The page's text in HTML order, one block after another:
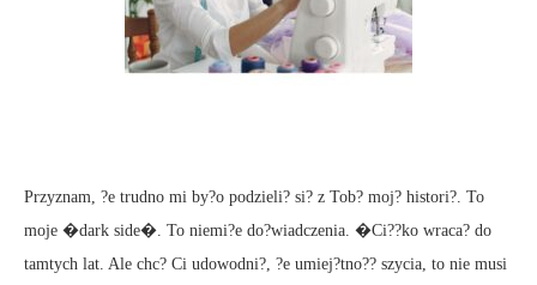
Przyznam, ?e trudno mi by?o podzieli? si? z Tob? moj? histori?. To
moje �dark side�. To niemi?e do?wiadczenia. �Ci??ko wraca? do
tamtych lat. Ale chc? Ci udowodni?, ?e umiej?tno?? szycia, to nie musi